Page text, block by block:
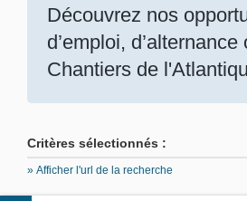
Découvrez nos
d’emploi,
Chantiers de
Critères sélectionnés :
» Afficher l'url de la recherche